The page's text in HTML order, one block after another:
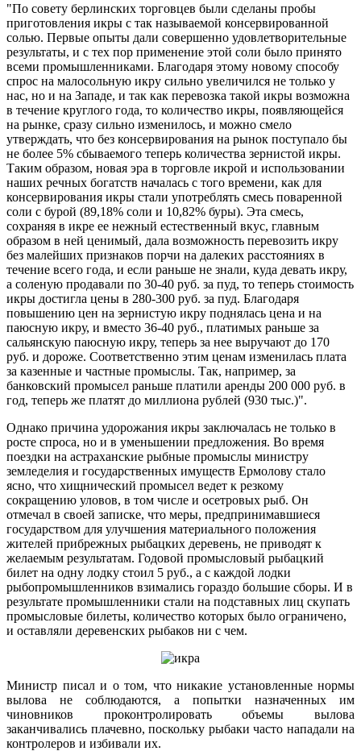
"По совету берлинских торговцев были сделаны пробы
приготовления икры с так называемой консервированной
солью. Первые опыты дали совершенно удовлетворительные
результаты, и с тех пор применение этой соли было принято
всеми промышленниками. Благодаря этому новому способу
спрос на малосольную икру сильно увеличился не только у
нас, но и на Западе, и так как перевозка такой икры возможна
в течение круглого года, то количество икры, появляющейся
на рынке, сразу сильно изменилось, и можно смело
утверждать, что без консервирования на рынок поступало бы
не более 5% сбываемого теперь количества зернистой икры.
Таким образом, новая эра в торговле икрой и использовании
наших речных богатств началась с того времени, как для
консервирования икры стали употреблять смесь поваренной
соли с бурой (89,18% соли и 10,82% буры). Эта смесь,
сохраняя в икре ее нежный естественный вкус, главным
образом в ней ценимый, дала возможность перевозить икру
без малейших признаков порчи на далеких расстояниях в
течение всего года, и если раньше не знали, куда девать икру,
а соленую продавали по 30-40 руб. за пуд, то теперь стоимость
икры достигла цены в 280-300 руб. за пуд. Благодаря
повышению цен на зернистую икру поднялась цена и на
паюсную икру, и вместо 36-40 руб., платимых раньше за
сальянскую паюсную икру, теперь за нее выручают до 170
руб. и дороже. Соответственно этим ценам изменилась плата
за казенные и частные промыслы. Так, например, за
банковский промысел раньше платили аренды 200 000 руб. в
год, теперь же платят до миллиона рублей (930 тыс.)".
Однако причина удорожания икры заключалась не только в
росте спроса, но и в уменьшении предложения. Во время
поездки на астраханские рыбные промыслы министру
земледелия и государственных имуществ Ермолову стало
ясно, что хищнический промысел ведет к резкому
сокращению уловов, в том числе и осетровых рыб. Он
отмечал в своей записке, что меры, предпринимавшиеся
государством для улучшения материального положения
жителей прибрежных рыбацких деревень, не приводят к
желаемым результатам. Годовой промысловый рыбацкий
билет на одну лодку стоил 5 руб., а с каждой лодки
рыбопромышленников взимались гораздо большие сборы. И в
результате промышленники стали на подставных лиц скупать
промысловые билеты, количество которых было ограничено,
и оставляли деревенских рыбаков ни с чем.
Министр писал и о том, что никакие установленные нормы
вылова не соблюдаются, а попытки назначенных им
чиновников проконтролировать объемы вылова
заканчивались плачевно, поскольку рыбаки часто нападали на
контролеров и избивали их.